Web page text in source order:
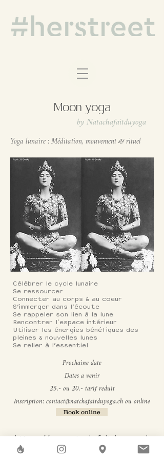
Moon yoga
by Natachafaitduyoga
Yoga lunaire : Méditation, mouvement & rituel
Célébrer le cycle lunaire
Se ressourcer
Connecter au corps & au coeur
S’immerger dans l’écoute
Se rappeler son lien à la lune
Rencontrer l'espace intérieur
Utiliser les énergies bénéfiques des
pleines & nouvelles lunes
Se relier à l’essentiel
Prochaine date
Dates a venir
25.- ou 20.- tarif reduit
Inscription:contact@natchafaitduyoga.chou online
Book online
https://www.natachafaitduyoga.ch